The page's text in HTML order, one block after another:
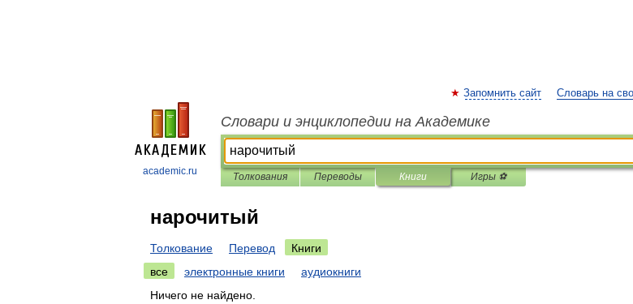
academic.ru
Запомнить сайт Словарь на
Словари и энциклопедии на Академике
Толкования Переводы Книги Игры ⚽
нарочитый
Толкование Перевод
Книги
все
электронные книги
аудиокниги
Ничего не найдено.